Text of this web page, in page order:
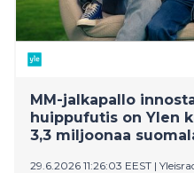
MM-jalkapallo
huippufutis on Ylen
3,3 miljoonaa
29.6.2026 11:26:03 EEST |